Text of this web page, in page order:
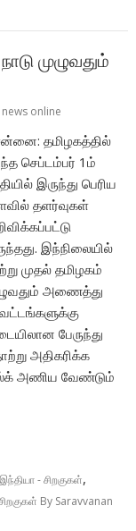
முழுவதும்
online
தமிழகத்தில்
செப்டம்பர் 1ம்
இருந்து பெரிய
தளர்வுகள்
இந்நிலையில்
முதல் தமிழகம்
அணைத்து
பேருந்து
அதிகரிக்க
அணிய வேண்டும்
இந்தியா - சிறகுகள்,
By Saravvanan